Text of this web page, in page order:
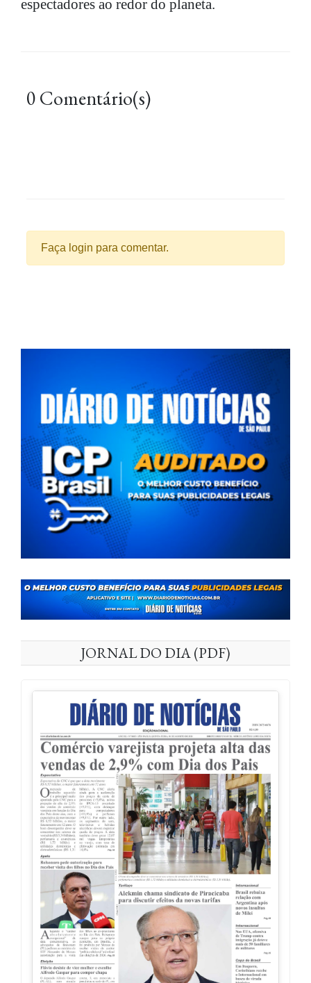
espectadores ao redor do planeta.
0 Comentário(s)
Faça login para comentar.
JORNAL DO DIA (PDF)